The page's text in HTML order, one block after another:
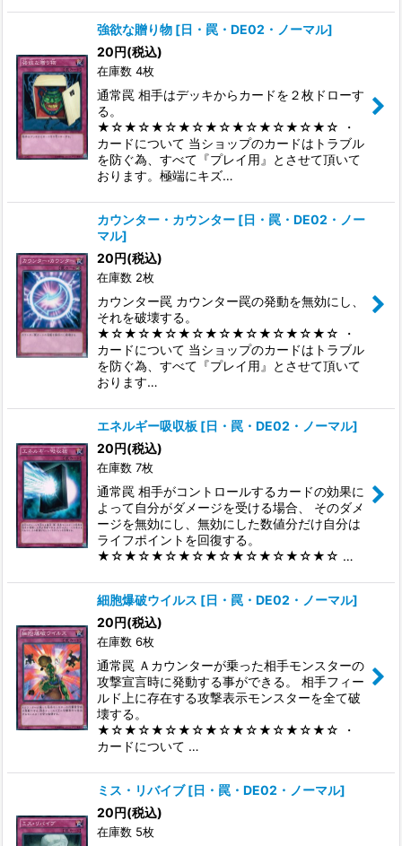
強欲な贈り物 [日・罠・DE02・ノーマル]
20円(税込)
在庫数 4枚
通常罠 相手はデッキからカードを２枚ドローす
る。
★☆★☆★☆★☆★☆★☆★☆★☆★☆ ・
カードについて 当ショップのカードはトラブル
を防ぐ為、すべて『プレイ用』とさせて頂いて
おります。極端にキズ…
カウンター・カウンター [日・罠・DE02・ノー
マル]
20円(税込)
在庫数 2枚
カウンター罠 カウンター罠の発動を無効にし、
それを破壊する。
★☆★☆★☆★☆★☆★☆★☆★☆★☆ ・
カードについて 当ショップのカードはトラブル
を防ぐ為、すべて『プレイ用』とさせて頂いて
おります…
エネルギー吸収板 [日・罠・DE02・ノーマル]
20円(税込)
在庫数 7枚
通常罠 相手がコントロールするカードの効果に
よって自分がダメージを受ける場合、 そのダメ
ージを無効にし、無効にした数値分だけ自分は
ライフポイントを回復する。
★☆★☆★☆★☆★☆★☆★☆★☆★☆ …
細胞爆破ウイルス [日・罠・DE02・ノーマル]
20円(税込)
在庫数 6枚
通常罠 Ａカウンターが乗った相手モンスターの
攻撃宣言時に発動する事ができる。 相手フィー
ルド上に存在する攻撃表示モンスターを全て破
壊する。
★☆★☆★☆★☆★☆★☆★☆★☆★☆ ・
カードについて …
ミス・リバイブ [日・罠・DE02・ノーマル]
20円(税込)
在庫数 5枚